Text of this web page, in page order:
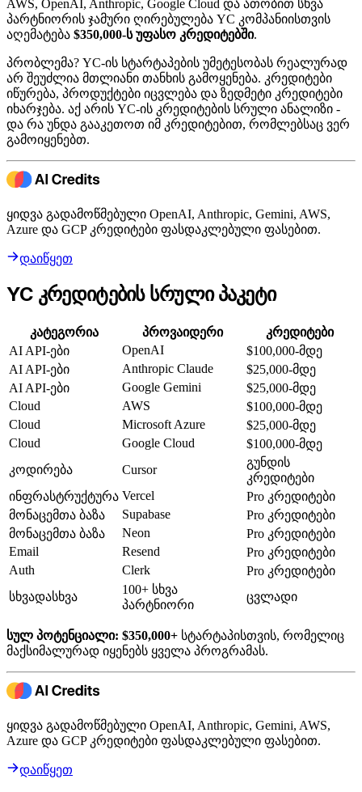
AWS, OpenAI, Anthropic, Google Cloud და ათობით სხვა
პარტნიორის ჯამური ღირებულება YC კომპანიისთვის
აღემატება $350,000-ს უფასო კრედიტებში.
პრობლემა? YC-ის სტარტაპების უმეტესობას რეალურად
არ შეუძლია მთლიანი თანხის გამოყენება. კრედიტები
იწურება, პროდუქტები იცვლება და ზედმეტი კრედიტები
იხარჯება. აქ არის YC-ის კრედიტების სრული ანალიზი -
და რა უნდა გააკეთოთ იმ კრედიტებით, რომლებსაც ვერ
გამოიყენებთ.
ყიდვა გადამოწმებული OpenAI, Anthropic, Gemini, AWS,
Azure და GCP კრედიტები ფასდაკლებული ფასებით.
დაიწყეთ
YC კრედიტების სრული პაკეტი
კატეგორია პროვაიდერი
კრედიტები
AI API-ები
OpenAI
$100,000-მდე
AI API-ები
Anthropic Claude
$25,000-მდე
AI API-ები
Google Gemini
$25,000-მდე
Cloud
AWS
$100,000-მდე
Cloud
Microsoft Azure
$25,000-მდე
Cloud
Google Cloud
$100,000-მდე
კოდირება
Cursor
გუნდის
კრედიტები
ინფრასტრუქტურა Vercel
Pro კრედიტები
მონაცემთა ბაზა
Supabase
Pro კრედიტები
მონაცემთა ბაზა
Neon
Pro კრედიტები
Email
Resend
Pro კრედიტები
Auth
Clerk
Pro კრედიტები
სხვადასხვა
100+ სხვა
პარტნიორი
ცვლადი
სულ პოტენციალი: $350,000+ სტარტაპისთვის, რომელიც
მაქსიმალურად იყენებს ყველა პროგრამას.
ყიდვა გადამოწმებული OpenAI, Anthropic, Gemini, AWS,
Azure და GCP კრედიტები ფასდაკლებული ფასებით.
დაიწყეთ